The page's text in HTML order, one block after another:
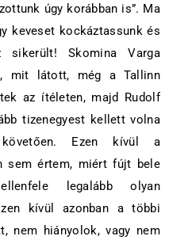
úgy korábban is”. Ma
keveset kockáztassunk és
sikerült! Skomina Varga
mit látott, még a Tallinn
az ítéleten, majd Rudolf
tizenegyest kellett volna
Ezen kívül a
sem értem, miért fújt bele
legalább olyan
kívül azonban a többi
nem hiányolok, vagy nem